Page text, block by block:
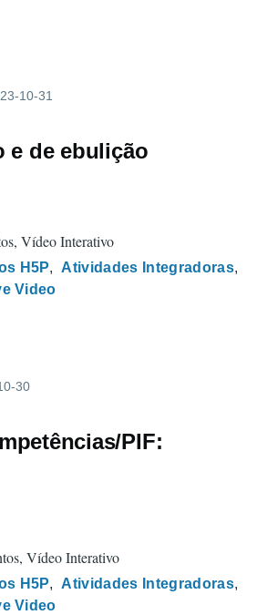
10-31
e de ebulição
Vídeo Interativo
H5P
Atividades Integradoras
Video
30
PIF:
PIF:
Vídeo Interativo
H5P
Atividades Integradoras
Video